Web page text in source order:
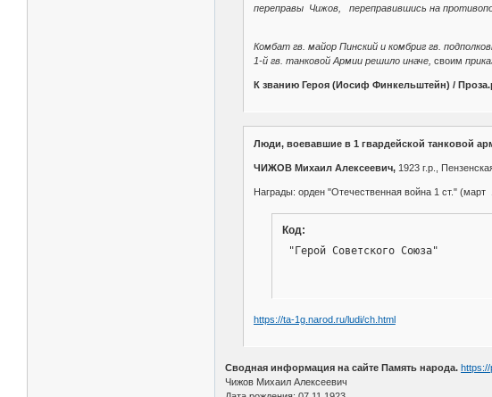
переправы Чижов, переправившись на
Комбат гв. майор Пинский и комбриг гв.
1-й гв. танковой Армии решило иначе, своим
К званию Героя (Иосиф Финкельштейн) /
Люди, воевавшие в 1 гвардейской танковой
ЧИЖОВ Михаил Алексеевич, 1923 г.р.,
Награды: орден "Отечественная война 1 ст."
Код:
"Герой Советского Союза"
https://ta-1g.narod.ru/ludi/ch.html
Сводная информация на сайте Память народа.
Чижов Михаил Алексеевич